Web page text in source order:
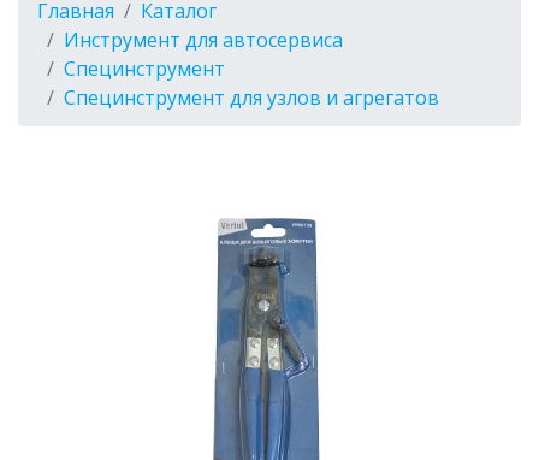
Главная
Каталог
Инструмент для автосервиса
Специнструмент
Специнструмент для узлов и агрегатов